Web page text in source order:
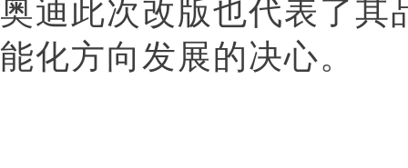
奥迪此次改版也代表了其
能化方向发展的决心。